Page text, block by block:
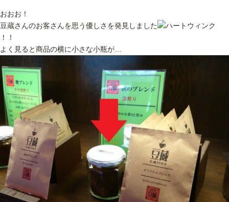
おおお！
豆蔵さんのお客さんを思う優しさを発見しました
！！
よく見ると商品の横に小さな小瓶が…